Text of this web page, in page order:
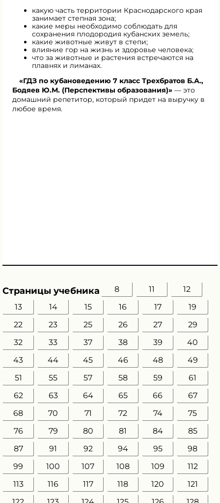
какую часть территории Краснодарского края
занимает степная зона;
какие меры необходимо соблюдать для
сохранения плодородия кубанских земель;
какие животные живут в степи;
влияние гор на жизнь и здоровье человека;
что за животные и растения встречаются на
плавнях и лиманах.
«ГДЗ по кубановедению 7 класс Трехбратов Б.А.,
Бодяев Ю.М. (Перспективы образования)» — это
домашний репетитор, который придет на выручку в
любое время.
Страницы учебника 8 11
12
13
14 15 16 17
19
22
23 25 26 27
29
32
33 37 38 39
40
43
44 45 46 48
49
51
55 57 58 59
61
62
63 64 65 66
67
68
70 71 72 74
75
76
79 80 81 84
85
87
91 92 94 95
98
99
100 107 108 109
112
113
116 117 118 120
121